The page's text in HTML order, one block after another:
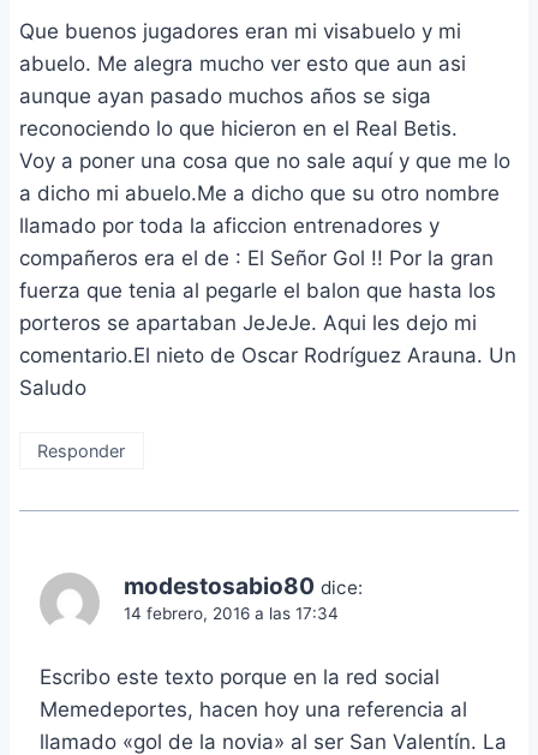
Que buenos jugadores eran mi visabuelo y mi
abuelo. Me alegra mucho ver esto que aun asi
aunque ayan pasado muchos años se siga
reconociendo lo que hicieron en el Real Betis.
Voy a poner una cosa que no sale aquí y que me lo
a dicho mi abuelo.Me a dicho que su otro nombre
llamado por toda la aficcion entrenadores y
compañeros era el de : El Señor Gol !! Por la gran
fuerza que tenia al pegarle el balon que hasta los
porteros se apartaban JeJeJe. Aqui les dejo mi
comentario.El nieto de Oscar Rodríguez Arauna. Un
Saludo
Responder
modestosabio80 dice:
14 febrero, 2016 a las 17:34
Escribo este texto porque en la red social
Memedeportes, hacen hoy una referencia al
llamado «gol de la novia» al ser San Valentín. La